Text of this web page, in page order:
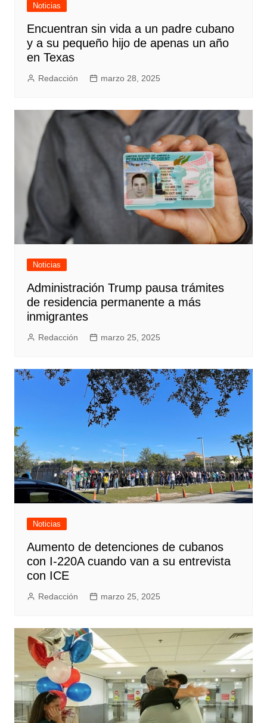
Noticias
Encuentran sin vida a un padre cubano
y a su pequeño hijo de apenas un año
en Texas
Redacción marzo 28, 2025
Noticias
Administración Trump pausa trámites
de residencia permanente a más
inmigrantes
Redacción marzo 25, 2025
Noticias
Aumento de detenciones de cubanos
con I-220A cuando van a su entrevista
con ICE
Redacción marzo 25, 2025